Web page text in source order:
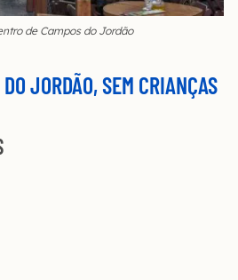
de Campos do Jordão
JORDÃO, SEM CRIANÇAS